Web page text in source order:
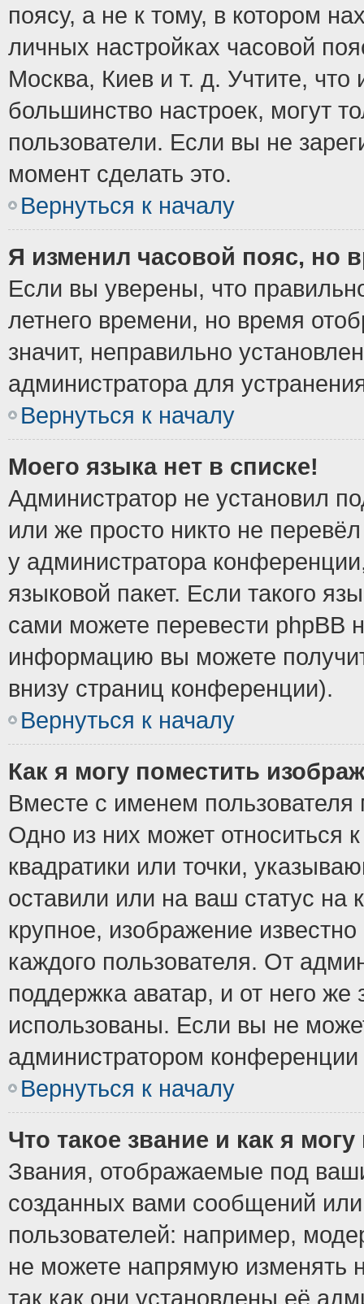
поясу, а не к тому, в котором
личных настройках часовой
Москва, Киев и т. д. Учтите, что
большинство настроек, могут
пользователи. Если вы не
момент сделать это.
Вернуться к началу
Я изменил часовой пояс, но
Если вы уверены, что
летнего времени, но время
значит, неправильно
администратора для
Вернуться к началу
Моего языка нет в списке!
Администратор не установил
или же просто никто не
у администратора
языковой пакет. Если такого
сами можете перевести phpBB
информацию вы можете
внизу страниц конференции).
Вернуться к началу
Как я могу поместить
Вместе с именем пользователя
Одно из них может относиться
квадратики или точки,
оставили или на ваш статус
крупное, изображение
каждого пользователя. От
поддержка аватар, и от него же
использованы. Если вы не
администратором
Вернуться к началу
Что такое звание и как я
Звания, отображаемые под
созданных вами сообщений
пользователей: например,
не можете напрямую изменять
так как они установлены её